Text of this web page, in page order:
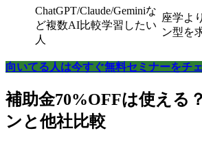
ChatGPT/Claude/Geminiな
ど複数AI比較学習したい
人
座学よ
ン型を
向いてる人は今すぐ無料セミナーをチ
補助金70%OFFは使える
ンと他社比較